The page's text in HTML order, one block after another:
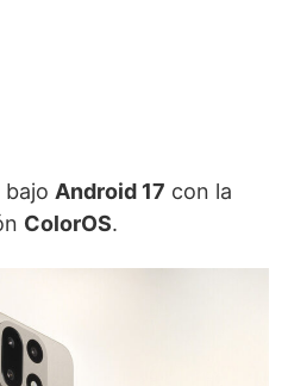
Android 17 con la
ColorOS.